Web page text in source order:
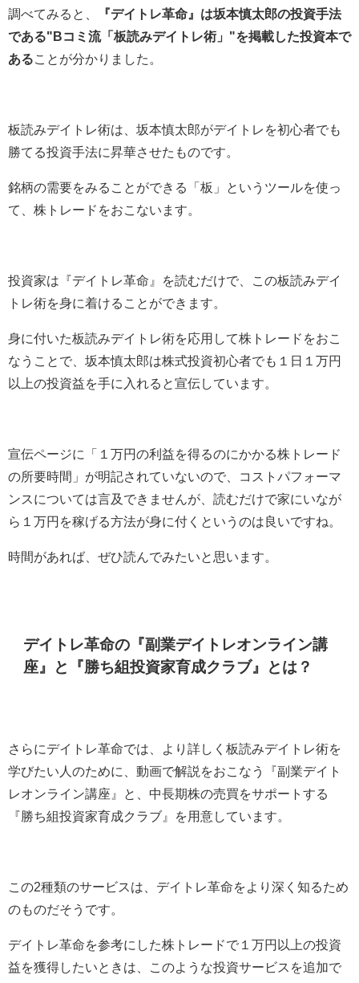
調べてみると、
『デイトレ革命』は坂本慎太郎の投資手法
である"Bコミ流「板読みデイトレ術」"を掲載した投資本で
ある ことが分かりました。
板読みデイトレ術は、坂本慎太郎がデイトレを初心者でも
勝てる投資手法に昇華させたものです。
銘柄の需要をみることができる「板」というツールを使っ
て、株トレードをおこないます。
投資家は『デイトレ革命』を読むだけで、この板読みデイ
トレ術を身に着けることができます。
身に付いた板読みデイトレ術を応用して株トレードをおこ
なうことで、坂本慎太郎は株式投資初心者でも１日１万円
以上の投資益を手に入れると宣伝しています。
宣伝ページに「１万円の利益を得るのにかかる株トレード
の所要時間」が明記されていないので、コストパフォーマ
ンスについては言及できませんが、読むだけで家にいなが
ら１万円を稼げる方法が身に付くというのは良いですね。
時間があれば、ぜひ読んでみたいと思います。
デイトレ革命の『副業デイトレオンライン講
座』と『勝ち組投資家育成クラブ』とは？
さらにデイトレ革命では、より詳しく板読みデイトレ術を
学びたい人のために、動画で解説をおこなう『副業デイト
レオンライン講座』と、中長期株の売買をサポートする
『勝ち組投資家育成クラブ』を用意しています。
この2種類のサービスは、デイトレ革命をより深く知るため
のものだそうです。
デイトレ革命を参考にした株トレードで１万円以上の投資
益を獲得したいときは、このような投資サービスを追加で